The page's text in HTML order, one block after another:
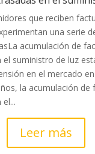
que reciben
una serie
acumulación de
el suministro de luz
en el mercado
la acumulación de
Leer más